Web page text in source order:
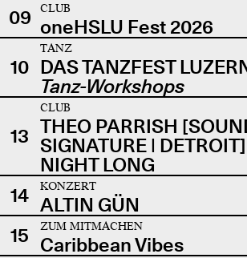
09
CLUB
oneHSLU Fest 2026
10
TANZ
DAS TANZFEST
Tanz-Workshops
13
CLUB
THEO PARRISH
SIGNATURE |
NIGHT LONG
14
KONZERT
ALTIN GÜN
15
ZUM MITMACHEN
Caribbean Vibes